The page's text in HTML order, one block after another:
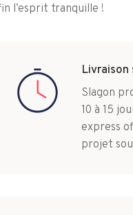
l’esprit tranquille !
Livraison
Slagon
10 à 15
express
projet